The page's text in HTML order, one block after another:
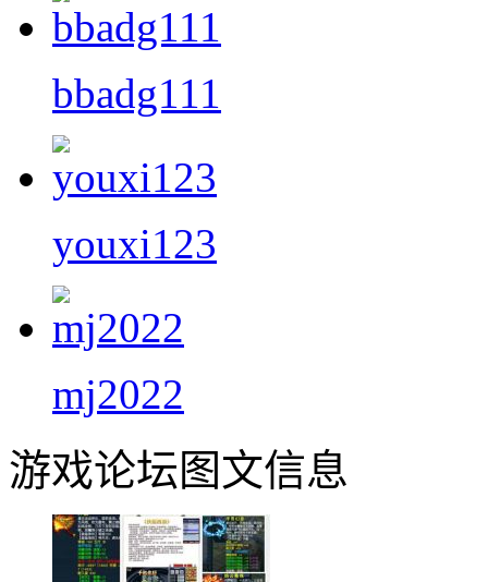
bbadg111
youxi123
mj2022
游戏论坛图文信息